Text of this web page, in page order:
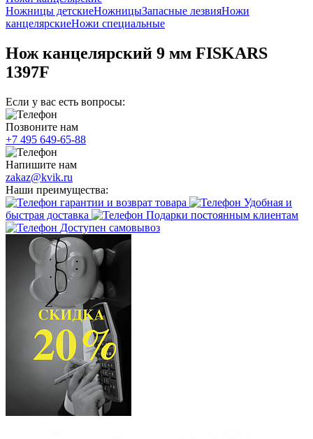
Ножницы детскиеНожницыЗапасные лезвияНожи
канцелярскиеНожи специальные
Нож канцелярский 9 мм FISKARS
1397F
Если у вас есть вопросы:
Позвоните нам
+7 495 649-65-88
Напишите нам
zakaz@kvik.ru
Наши преимущества:
гарантии и возврат товара
Удобная и
быстрая доставка
Подарки постоянным клиентам
Доступен самовывоз